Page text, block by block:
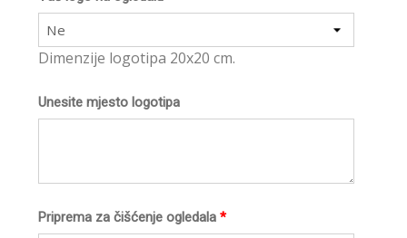
Ne
Dimenzije logotipa 20x20 cm.
Unesite mjesto logotipa
*
Priprema za čišćenje ogledala